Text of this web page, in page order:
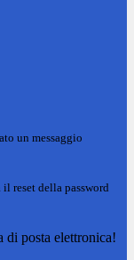
un messaggio
reset della password
di posta elettronica!